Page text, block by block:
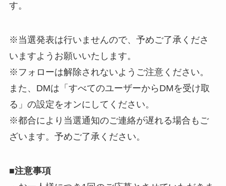
す。
※当選発表は行いませんので、予めご了承くださ
いますようお願いいたします。
※フォローは解除されないようご注意ください。
また、DMは「すべてのユーザーからDMを受け取
る」の設定をオンにしてください。
※都合により当選通知のご連絡が遅れる場合もご
ざいます。予めご了承ください。
■注意事項